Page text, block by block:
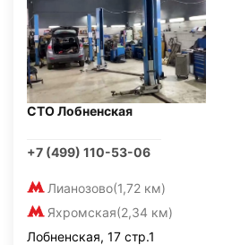
СТО Лобненская
+7 (499) 110-53-06
Лианозово(1,72 км)
Яхромская(2,34 км)
Лобненская, 17 стр.1